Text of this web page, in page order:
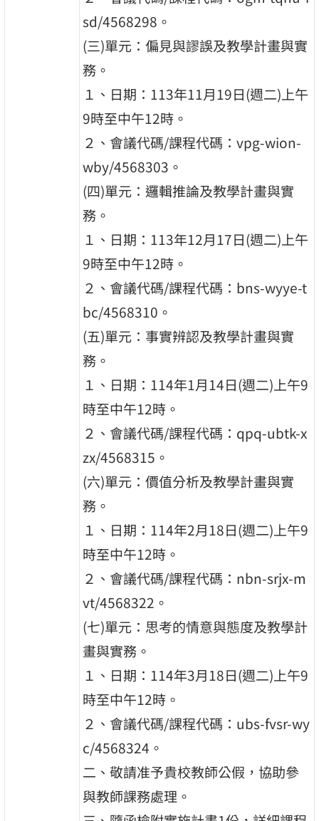
sd/4568298。
(三)單元：偏見與謬誤及教學計畫與實
務。
１、日期：113年11月19日(週二)上午
9時至中午12時。
２、會議代碼/課程代碼：vpg-wion-
wby/4568303。
(四)單元：邏輯推論及教學計畫與實
務。
１、日期：113年12月17日(週二)上午
9時至中午12時。
２、會議代碼/課程代碼：bns-wyye-t
bc/4568310。
(五)單元：事實辨認及教學計畫與實
務。
１、日期：114年1月14日(週二)上午9
時至中午12時。
２、會議代碼/課程代碼：qpq-ubtk-x
zx/4568315。
(六)單元：價值分析及教學計畫與實
務。
１、日期：114年2月18日(週二)上午9
時至中午12時。
２、會議代碼/課程代碼：nbn-srjx-m
vt/4568322。
(七)單元：思考的情意與態度及教學計
畫與實務。
１、日期：114年3月18日(週二)上午9
時至中午12時。
２、會議代碼/課程代碼：ubs-fvsr-wy
c/4568324。
二、敬請准予貴校教師公假，協助參
與教師課務處理。